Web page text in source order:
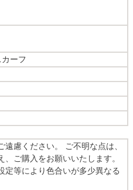
ーフ
慮ください。 ご不明な点は、
ご購入をお願いいたします。
等により色合いが多少異なる